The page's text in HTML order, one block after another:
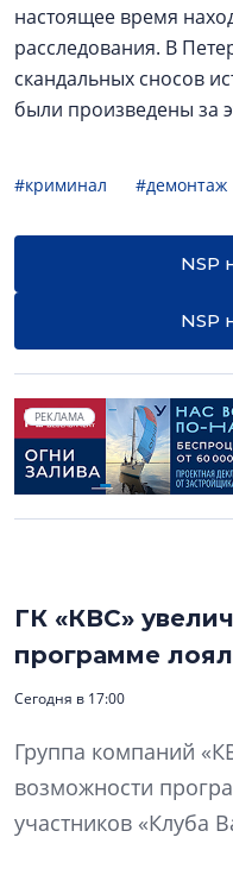
настоящее время
расследования. В
скандальных сносов
были произведены за
#криминал #демонтаж
NSP
NSP
РЕКЛАМА
ГК «КВС»
программе
Сегодня в 17:00
Группа компаний
возможности
участников «Клуба